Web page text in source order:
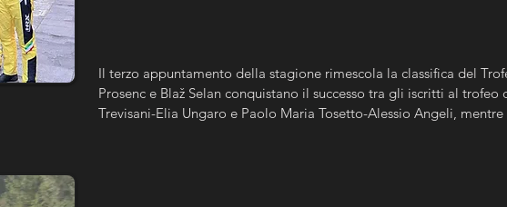
Il terzo appuntamento della stagione rimescola la classifica del
Prosenc e Blaž Selan conquistano il successo tra gli iscritti al trofeo
Trevisani-Elia Ungaro e Paolo Maria Tosetto-Alessio Angeli,